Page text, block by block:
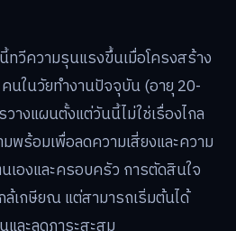
วีความรุนแรงขึ้นเมื่อโครงสร้าง
นในวัยทำงานปัจจุบัน (อายุ 20-
างแผนตั้งแต่วันนี้ไม่ใช่เรื่องไกล
พร้อมเพื่อลดความเสี่ยงและความ
เองและครอบครัว การตัดสินใจ
ล้เกษียณ แต่สามารถเริ่มต้นได้